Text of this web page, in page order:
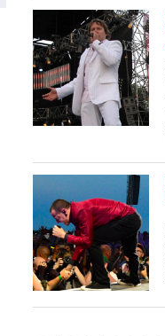
Nominacím na
Ceny Anděl
dominuje Viktor
Sheen, šanci
uspět mají i